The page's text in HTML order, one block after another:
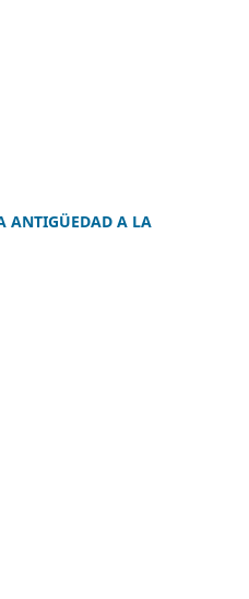
ANTIGÜEDAD A LA